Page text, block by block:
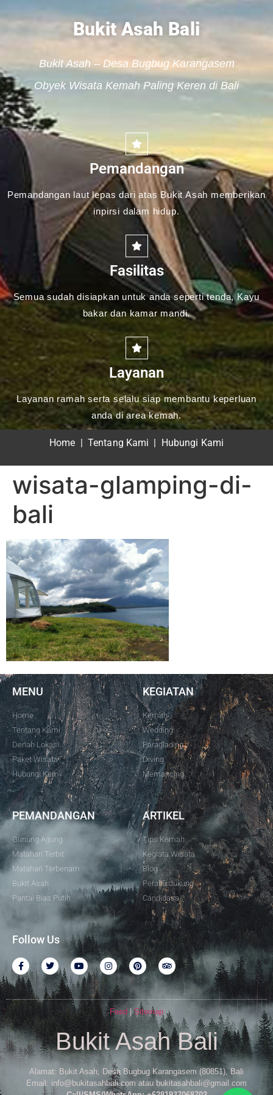
Bukit Asah Bali
Bukit Asah – Desa Bugbug Karangasem
Obyek Wisata Kemah Paling Keren di Bali
Pemandangan
Pemandangan laut lepas dari atas Bukit Asah memberikan
inpirsi dalam hidup.
Fasilitas
Semua sudah disiapkan untuk anda seperti tenda, Kayu
bakar dan kamar mandi.
Layanan
Layanan ramah serta selalu siap membantu keperluan
anda di area kemah.
Home Tentang Kami Hubungi Kami
wisata-glamping-di-
bali
MENU
Home
Tentang Kami
Denah Lokasi
Paket Wisata
Hubungi Kami
KEGIATAN
Kemah
Wedding
Paraglading
Diving
Memancing
PEMANDANGAN
Gunung Agung
Matahari Terbit
Matahari Terbenam
Bukit Asah
Pantai Bias Putih
ARTIKEL
Tips Kemah
Kegiata Wisata
Blog
Perahu Jukung
Candidasa
Follow Us
Feed|Sitemap
Bukit Asah Bali
Alamat: Bukit Asah, Desa Bugbug Karangasem (80851), Bali
Email: info@bukitasahbali.com atau bukitasahbali@gmail.com